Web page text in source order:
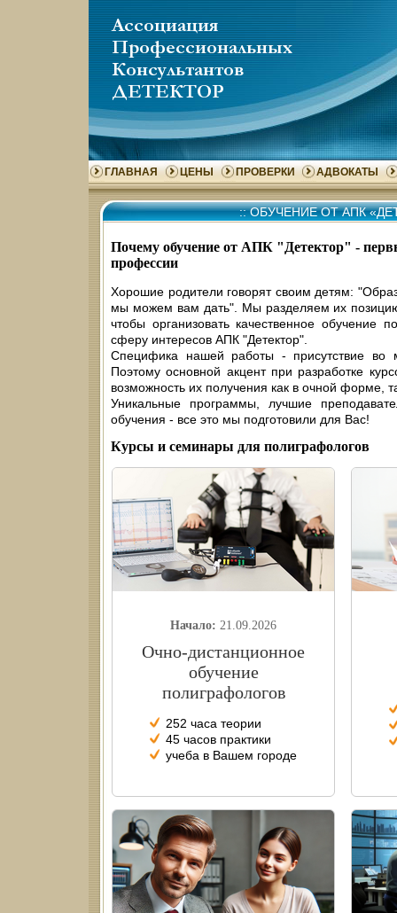
ГЛАВНАЯ ЦЕНЫ ПРОВЕРКИ АДВОКАТЫ
::ОБУЧЕНИЕ ОТ АПК
Почему обучение от АПК "Детектор" -
профессии
Хорошие родители говорят своим детям:
мы можем вам дать". Мы разделяем их
чтобы организовать качественное обучение
сферу интересов АПК "Детектор".
Специфика нашей работы - присутствие во
Поэтому основной акцент при разработке
возможность их получения как в очной форме,
Уникальные программы, лучшие
обучения - все это мы подготовили для Вас!
Курсы и семинары для полиграфологов
Начало: 21.09.2026
Очно-дистанционное
обучение
полиграфологов
252 часа теории
45 часов практики
учеба в Вашем городе